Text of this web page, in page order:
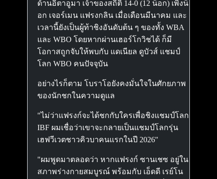
ด้านอิตาอูมา เจ้าของสถิติ 14-0 (12 น็อก) เพิ่งน็
อก เจอร์เมน แฟรงกลิน เมื่อเดือนมีนาคม และ
เวลานี้ยังเป็นผู้ท้าชิงอันดับต้น ๆ ของทั้ง WBA
และ WBO โดยหากผ่านเฮอร์โกวิชได้ ก็มี
โอกาสถูกจับให้พบกับ แดเนียล ดูบัวส์ แชมป์
โลก WBO คนปัจจุบัน
อย่างไรก็ตาม โบราโอยังคงมั่นใจในศักยภาพ
ของนักชกในความดูแล
"ไม่ว่าแฟรงก์จะได้ชกกับใครเพื่อชิงแชมป์โลก
IBF ผมเชื่อว่าเขาจะกลายเป็นแชมป์โลกรุ่น
เฮฟวีเวตชาวคิวบาคนแรกในปี 2026"
"ผมพูดมาตลอดว่า หากแฟรงก์ ซานเชซ อยู่ใน
สภาพร่างกายสมบูรณ์ พร้อมกับ เอ็ดดี เรย์โน